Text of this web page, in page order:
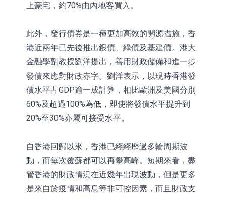
上豪宅，約70%由內地客買入。
此外，發行債券是一種更加高效的開源措施，香
港近兩年已先後推出銀債、綠債及基建債。港大
金融學副教授劉洋提出，善用財政儲備和進一步
發債來應對財政赤字。劉洋表示，以現時香港發
債水平占GDP逾一成計算，相比歐洲及美國分別
60%及超過100%為低，即使將發債水平提升到
20%至30%亦屬可接受水平。
自香港回歸以來，香港已經經歷過多輪周期波
動，而每次覆蘇都可以再攀高峰。短期來看，盡
管香港的財政情況在近幾年出現波動，但是更多
是來自於疫情和高息等非可控因素，而且財政支